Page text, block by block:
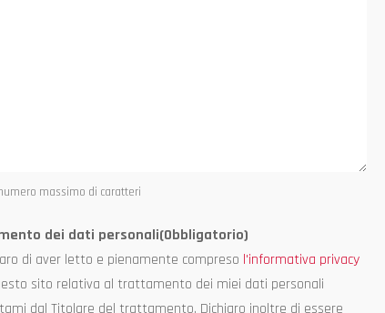
massimo di caratteri
dei dati personali(Obbligatorio)
di aver letto e pienamente compreso l'informativa privacy
sito relativa al trattamento dei miei dati personali
dal Titolare del trattamento. Dichiaro inoltre di essere